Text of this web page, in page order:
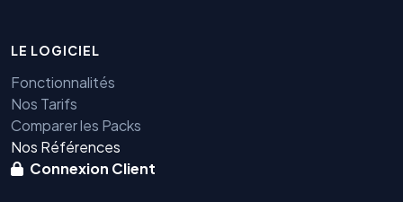
LE LOGICIEL
Fonctionnalités
Nos Tarifs
Comparer les Packs
Nos Références
Connexion Client